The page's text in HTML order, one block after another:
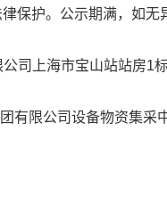
保护。公示期满，如无
公司上海市宝山站站房1
有限公司设备物资集采